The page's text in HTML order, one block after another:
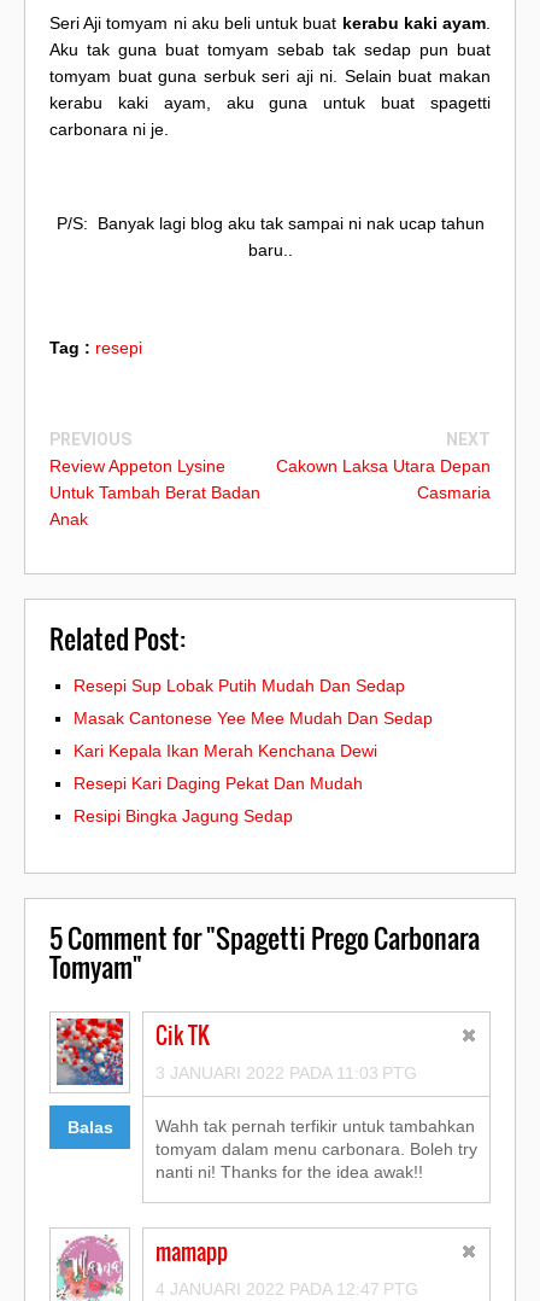
Seri Aji tomyam ni aku beli untuk buat kerabu kaki ayam
Aku tak guna buat tomyam sebab tak sedap pun buat
tomyam buat guna serbuk seri aji ni. Selain buat makan
kerabu kaki ayam, aku guna untuk buat spagetti
carbonara ni je.
P/S: Banyak lagi blog aku tak sampai ni nak ucap tahun
baru..
Tag : resepi
PREVIOUS
Review Appeton Lysine
Untuk Tambah Berat Badan
Anak
NEXT
Cakown Laksa Utara Depan
Casmaria
Related Post:
Resepi Sup Lobak Putih Mudah Dan Sedap
Masak Cantonese Yee Mee Mudah Dan Sedap
Kari Kepala Ikan Merah Kenchana Dewi
Resepi Kari Daging Pekat Dan Mudah
Resipi Bingka Jagung Sedap
5Comment for "Spagetti Prego Carbonara
Tomyam"
Balas
Cik TK
3 JANUARI 2022 PADA 11:03 PTG
Wahh tak pernah terfikir untuk tambahkan
tomyam dalam menu carbonara. Boleh try
nanti ni! Thanks for the idea awak!!
mamapp
4 JANUARI 2022 PADA 12:47 PTG